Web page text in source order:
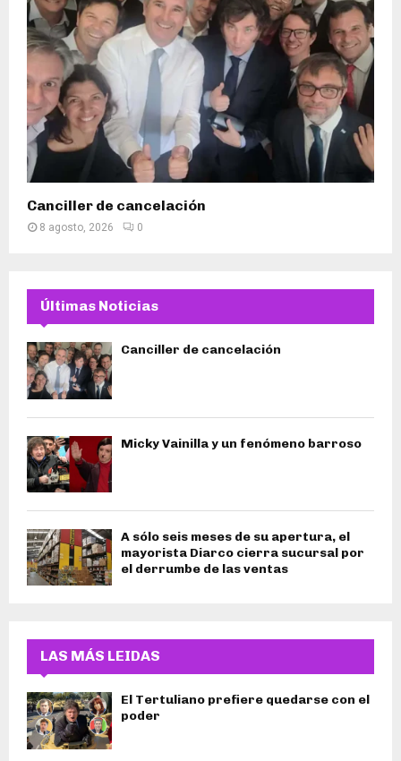
Canciller de cancelación
8 agosto, 2026 0
Últimas Noticias
Canciller de cancelación
Micky Vainilla y un fenómeno barroso
A sólo seis meses de su apertura, el
mayorista Diarco cierra sucursal por
el derrumbe de las ventas
LAS MÁS LEIDAS
El Tertuliano prefiere quedarse con el
poder